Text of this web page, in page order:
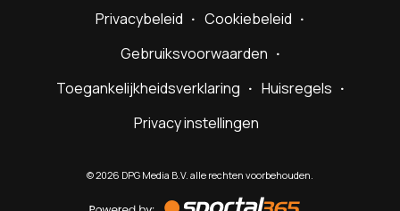
Privacybeleid
Cookiebeleid
Gebruiksvoorwaarden
Toegankelijkheidsverklaring
Huisregels
Privacy instellingen
©2026 DPG Media B.V. alle rechten voorbehouden.
by